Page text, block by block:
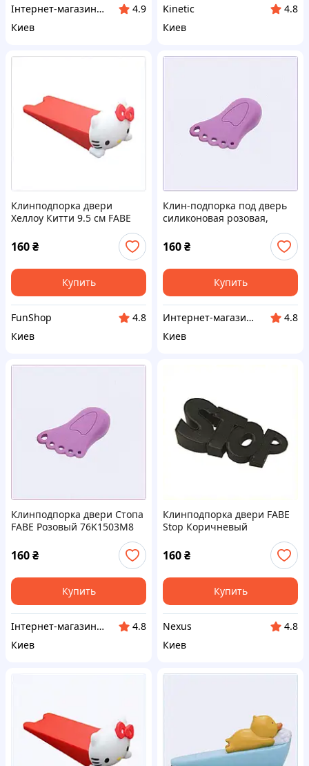
Інтернет-магазин NeonLemon
4.9
Киев
Kinetic
4.8
Киев
Клинподпорка двери
Хеллоу Китти 9.5 см FABE
160₴
Купить
FunShop
4.8
Киев
Клин-подпорка под дверь
силиконовая розовая,
160₴
Купить
Интернет-магазин RedShift.com.ua
4.8
Киев
Клинподпорка двери Стопа
FABE Розовый 76K1503M8
160₴
Купить
Інтернет-магазин enJoy
4.8
Киев
Клинподпорка двери FABE
Stop Коричневый
160₴
Купить
Nexus
4.8
Киев